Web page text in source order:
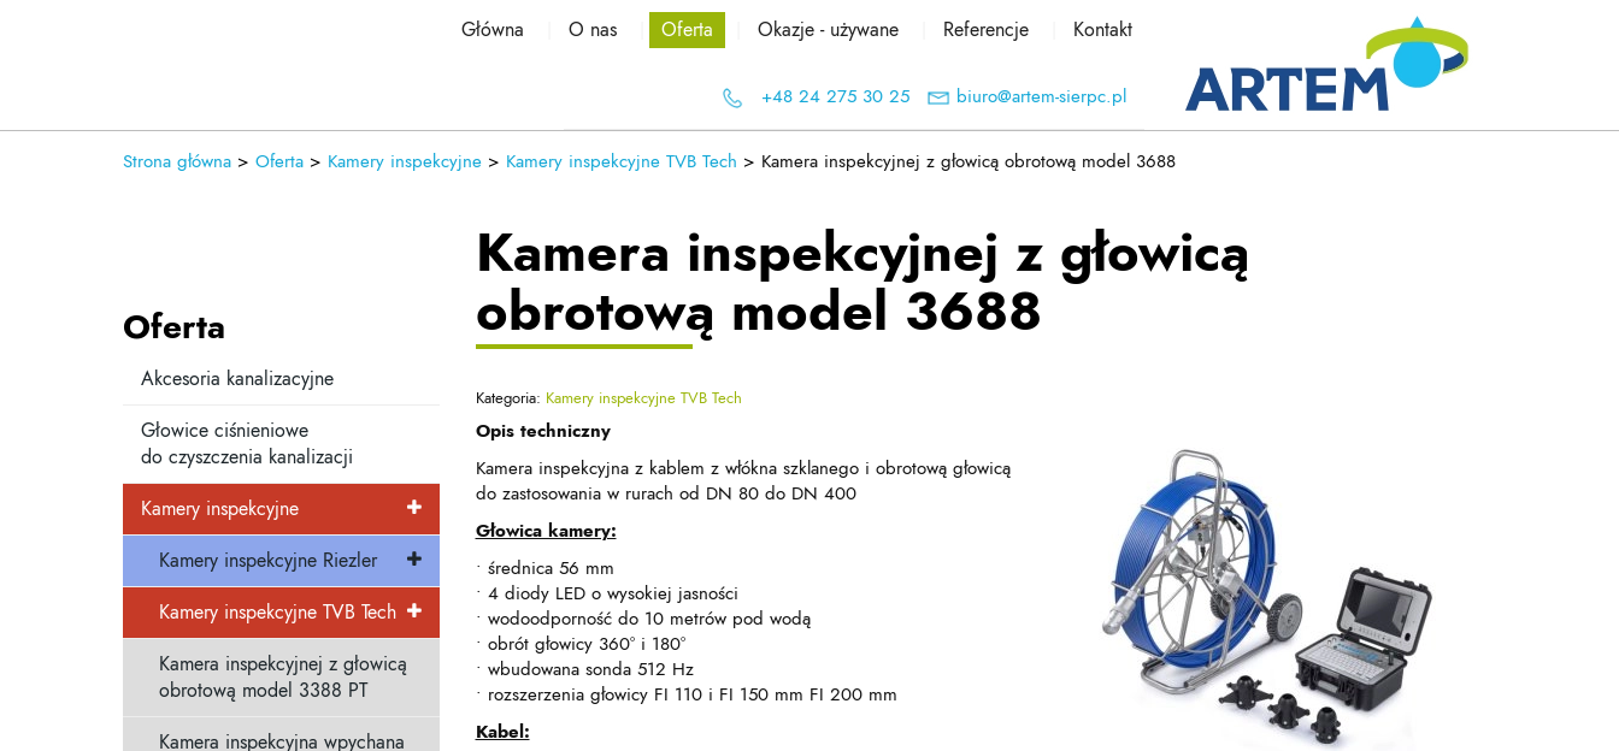
Główna O nas Oferta Okazje - używane Referencje Kontakt
+48 24 275 30 25 biuro@artem-sierpc.pl
Strona główna > Oferta > Kamery inspekcyjne > Kamery inspekcyjne TVB Tech > Kamera inspekcyjnej z głowicą obrotową model 3688
Oferta
Akcesoria kanalizacyjne
Głowice ciśnieniowe
do czyszczenia kanalizacji
Kamery inspekcyjne
Kamery inspekcyjne Riezler
Kamery inspekcyjne TVB Tech
Kamera inspekcyjnej z głowicą
obrotową model 3388 PT
Kamera inspekcyjna wpychana
Kamera inspekcyjnej z głowicą
obrotową model 3688
Kategoria: Kamery inspekcyjne TVB Tech
Opis techniczny
Kamera inspekcyjna z kablem z włókna szklanego i obrotową głowicą
do zastosowania w rurach od DN 80 do DN 400
Głowica kamery:
• średnica 56 mm
• 4 diody LED o wysokiej jasności
• wodoodporność do 10 metrów pod wodą
• obrót głowicy 360° i 180°
• wbudowana sonda 512 Hz
• rozszerzenia głowicy FI 110 i FI 150 mm FI 200 mm
Kabel: